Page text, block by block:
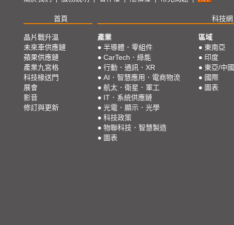
首頁 科技網
晶片戰升溫
未來車供應鏈
蘋果供應鏈
產業九宮格
科技椽送門
展會
影音
修訂與更新
產業
● 半導體．零組件
● CarTech．綠能
● 行動．通訊．XR
● AI．智慧應用．電商物流
● 航太．衛星．軍工
● IT．系統供應鏈
● 光電．顯示．光學
● 科技政策
● 物聯科技．智慧製造
● 圖表
區域
● 東南亞
● 印度
● 東亞/中國
● 國際
● 圖表